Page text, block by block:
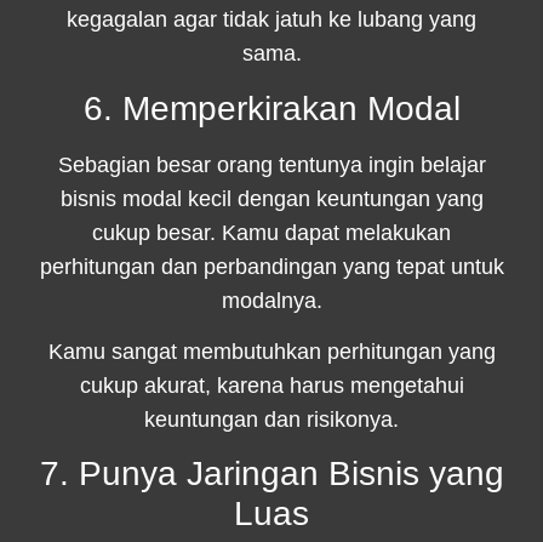
kegagalan agar tidak jatuh ke lubang yang
sama.
6. Memperkirakan Modal
Sebagian besar orang tentunya ingin belajar
bisnis modal kecil dengan keuntungan yang
cukup besar. Kamu dapat melakukan
perhitungan dan perbandingan yang tepat untuk
modalnya.
Kamu sangat membutuhkan perhitungan yang
cukup akurat, karena harus mengetahui
keuntungan dan risikonya.
7. Punya Jaringan Bisnis yang
Luas